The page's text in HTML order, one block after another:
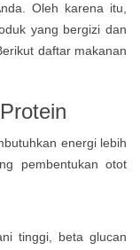
Oleh karena itu,
yang bergizi dan
daftar makanan
energi lebih
pembentukan otot
tinggi, beta glucan